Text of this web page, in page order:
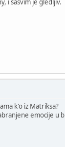
k'o iz Matriksa?
emocije u